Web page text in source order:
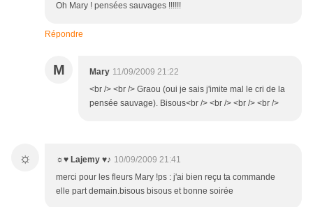
Oh Mary ! pensées sauvages !!!!!!
Répondre
M Mary 11/09/2009 21:22
<br /> <br /> Graou (oui je sais j'imite mal le cri de la
pensée sauvage). Bisous<br /> <br /> <br /> <br />
☼ ☼♥ Lajemy ♥♪ 10/09/2009 21:41
merci pour les fleurs Mary !ps : j'ai bien reçu ta commande
elle part demain.bisous bisous et bonne soirée